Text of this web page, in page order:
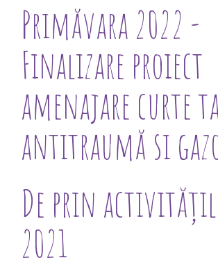
Primăvara 2022 -
Finalizare proiect
amenajare curte
antitraumă si
De prin
2021